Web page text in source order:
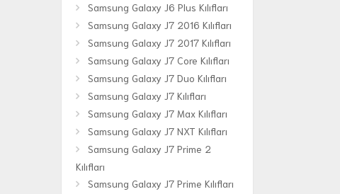
Samsung Galaxy J6 Plus Kılıfları
Samsung Galaxy J7 2016 Kılıfları
Samsung Galaxy J7 2017 Kılıfları
Samsung Galaxy J7 Core Kılıfları
Samsung Galaxy J7 Duo Kılıfları
Samsung Galaxy J7 Kılıfları
Samsung Galaxy J7 Max Kılıfları
Samsung Galaxy J7 NXT Kılıfları
Samsung Galaxy J7 Prime 2
Kılıfları
Samsung Galaxy J7 Prime Kılıfları